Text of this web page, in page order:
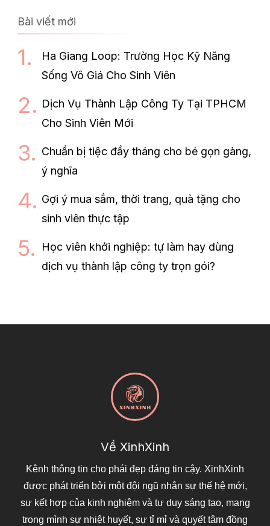
Bài viết mới
Ha Giang Loop: Trường Học Kỹ Năng
Sống Vô Giá Cho Sinh Viên
Dịch Vụ Thành Lập Công Ty Tại TPHCM
Cho Sinh Viên Mới
Chuẩn bị tiệc đầy tháng cho bé gọn gàng,
ý nghĩa
Gợi ý mua sắm, thời trang, quà tặng cho
sinh viên thực tập
Học viên khởi nghiệp: tự làm hay dùng
dịch vụ thành lập công ty trọn gói?
Về XinhXinh
Kênh thông tin cho phái đẹp đáng tin cậy. XinhXinh
được phát triển bởi một đội ngũ nhân sự thế hệ mới,
sự kết hợp của kinh nghiệm và tư duy sáng tạo, mang
trong mình sự nhiệt huyết, sự tỉ mỉ và quyết tâm đồng